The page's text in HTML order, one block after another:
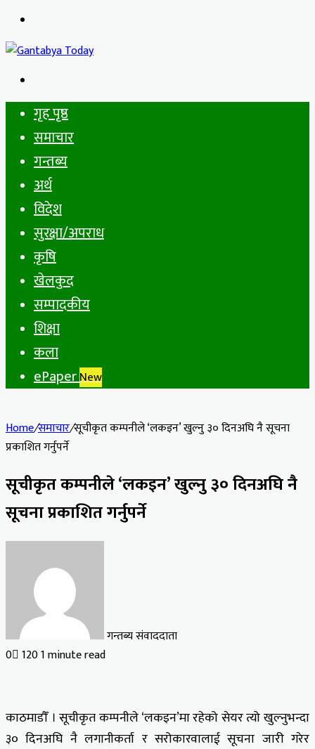
for
गृह पृष्ठ
समाचार
गन्तब्य
अर्थ
विदेश
सुरक्षा/अपराध
कृषि
खेलकुद
सम्पादकीय
शिक्षा
कला
ePaperNew
Home/समाचार/सूचीकृत कम्पनीले ‘लकइन’ खुल्नु ३० दिनअघि नै सूचना
प्रकाशित गर्नुपर्ने
सूचीकृत कम्पनीले ‘लकइन’ खुल्नु ३० दिनअघि नै
सूचना प्रकाशित गर्नुपर्ने
गन्तब्य संवाददाता
0 1201 minute read
काठमाडौँ । सूचीकृत कम्पनीले ‘लकइन’मा रहेको सेयर त्यो खुल्नुभन्दा
३० दिनअघि नै लगानीकर्ता र सरोकारवालाई सूचना जारी गरेर